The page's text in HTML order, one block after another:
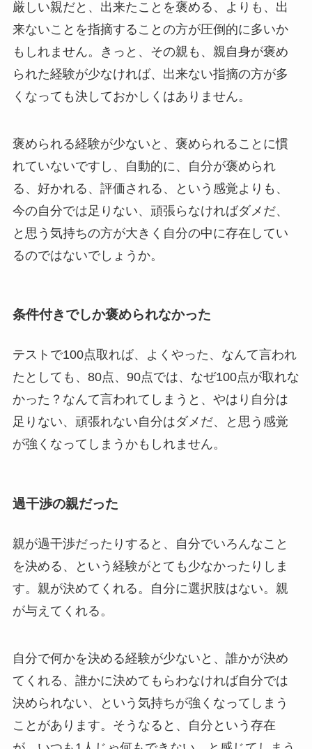
厳しい親だと、出来たことを褒める、よりも、出
来ないことを指摘することの方が圧倒的に多いか
もしれません。きっと、その親も、親自身が褒め
られた経験が少なければ、出来ない指摘の方が多
くなっても決しておかしくはありません。
褒められる経験が少ないと、褒められることに慣
れていないですし、自動的に、自分が褒められ
る、好かれる、評価される、という感覚よりも、
今の自分では足りない、頑張らなければダメだ、
と思う気持ちの方が大きく自分の中に存在してい
るのではないでしょうか。
条件付きでしか褒められなかった
テストで100点取れば、よくやった、なんて言われ
たとしても、80点、90点では、なぜ100点が取れな
かった？なんて言われてしまうと、やはり自分は
足りない、頑張れない自分はダメだ、と思う感覚
が強くなってしまうかもしれません。
過干渉の親だった
親が過干渉だったりすると、自分でいろんなこと
を決める、という経験がとても少なかったりしま
す。親が決めてくれる。自分に選択肢はない。親
が与えてくれる。
自分で何かを決める経験が少ないと、誰かが決め
てくれる、誰かに決めてもらわなければ自分では
決められない、という気持ちが強くなってしまう
ことがあります。そうなると、自分という存在